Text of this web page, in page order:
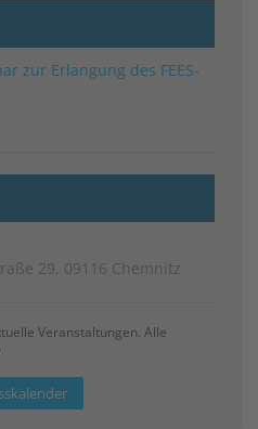
zur Erlangung des FEES-
29, 09116 Chemnitz
Veranstaltungen. Alle